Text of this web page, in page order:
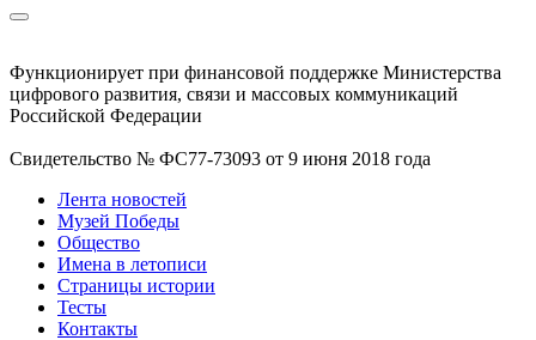
Функционирует при финансовой поддержке Министерства
цифрового развития, связи и массовых коммуникаций
Российской Федерации
Свидетельство № ФС77-73093 от 9 июня 2018 года
Лента новостей
Музей Победы
Общество
Имена в летописи
Страницы истории
Тесты
Контакты